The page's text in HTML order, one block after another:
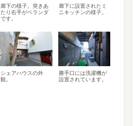
廊下の様子。突きあ
たり右手がベランダ
です。
廊下に設置されたミ
ニキッチンの様子。
シェアハウスの外
観。
勝手口には洗濯機が
設置されています。